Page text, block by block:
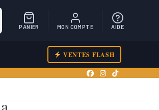
PANIER MON COMPTE AIDE
VENTES FLASH